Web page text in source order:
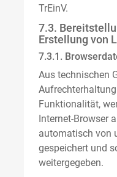
TrEinV.
7.3.
Erstellung von
7.3.1.
Aus technischen
Funktionalität,
Internet-Browser
automatisch von
gespeichert und
weitergegeben.